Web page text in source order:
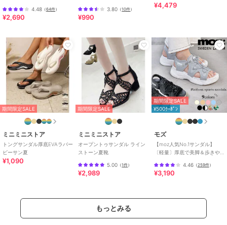
4.48 （64件）
¥2,690
3.80 （10件）
¥990
¥4,479
期間限定SALE
ミニミニストア
トングサンダル厚底EVAラバー
ビーサン夏
¥1,090
期間限定SALE
ミニミニストア
オープントゥサンダル ライン
ストーン夏靴
5.00 （1件）
¥2,989
期間限定SALE
¥500ｸｰﾎﾟﾝ
モズ
【moz人気No.1サンダル】
〔軽量〕厚底で美脚＆歩きや
のスポーツサンダル
4.46（259件）
¥3,190
もっとみる